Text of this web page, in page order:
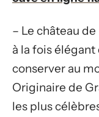
– Le château
à la fois élégant
conserver au
Originaire de
les plus